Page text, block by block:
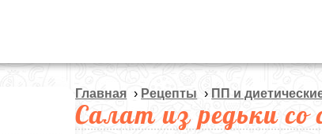
Главная › Рецепты › ПП и
Салат из редьки